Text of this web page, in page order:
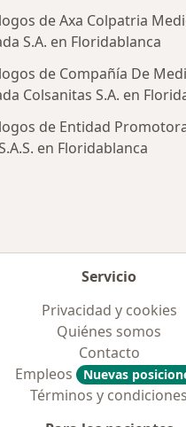
de Axa Colpatria
S.A. en Floridablanca
de Compañía De
Colsanitas S.A. en
de Entidad
en Floridablanca
Servicio
Privacidad y cookies
Quiénes somos
Contacto
Empleos
Nuevas
Términos y condiciones